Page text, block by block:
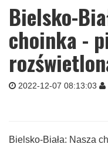
Bielsko-
choinka -
2022-12-07 08:13:03
Bielsko-Biała: Nasza